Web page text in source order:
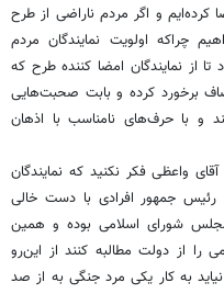
را در ۱۴ بند را امضا کرده‌ایم و اگر مردم ناراضی از طرح
چراکه اولویت نمایندگان مردم
تا از نمایندگان امضا کننده طرح که
برخورد کرده و بابت صحبت‌هایی
و با حرف‌های نامناسب با اذهان
واعظی فکر نکنید که نمایندگان
جمهور افرادی با دست خالی
شورای اسلامی بوده و همین
را از دولت مطالبه کنند از این‌رو
به کار یکی مرد جنگی به از صد